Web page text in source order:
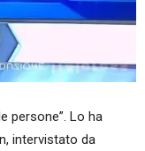
persone”. Lo ha
intervistato da